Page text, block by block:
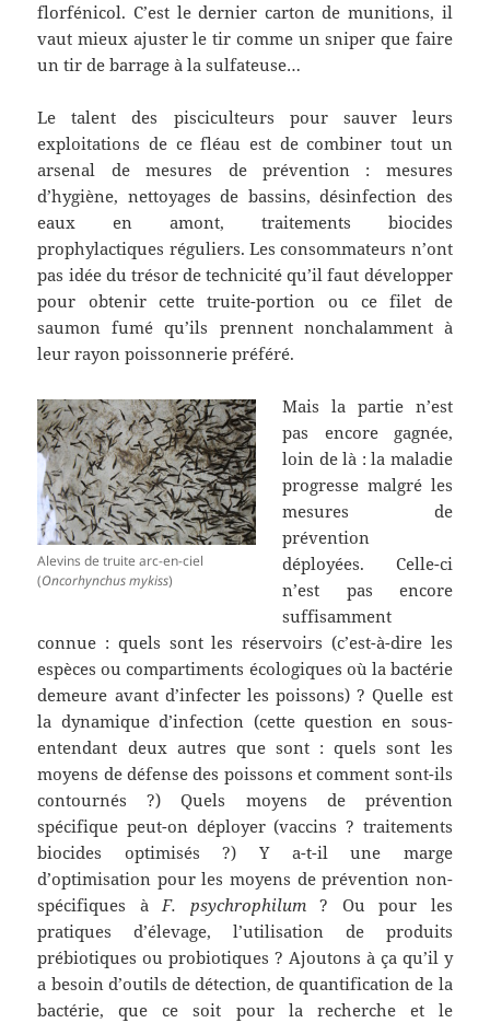
florfénicol. C’est le dernier carton de munitions, il
vaut mieux ajuster le tir comme un sniper que faire
un tir de barrage à la sulfateuse…
Le talent des pisciculteurs pour sauver leurs
exploitations de ce fléau est de combiner tout un
arsenal de mesures de prévention : mesures
d’hygiène, nettoyages de bassins, désinfection des
eaux en amont, traitements biocides
prophylactiques réguliers. Les consommateurs n’ont
pas idée du trésor de technicité qu’il faut développer
pour obtenir cette truite-portion ou ce filet de
saumon fumé qu’ils prennent nonchalamment à
leur rayon poissonnerie préféré.
Alevins de truite arc-en-ciel
(Oncorhynchus mykiss)
Mais la partie n’est
pas encore gagnée,
loin de là : la maladie
progresse malgré les
mesures de
prévention
déployées. Celle-ci
n’est pas encore
suffisamment
connue : quels sont les réservoirs (c’est-à-dire les
espèces ou compartiments écologiques où la bactérie
demeure avant d’infecter les poissons) ? Quelle est
la dynamique d’infection (cette question en sous-
entendant deux autres que sont : quels sont les
moyens de défense des poissons et comment sont-ils
contournés ?) Quels moyens de prévention
spécifique peut-on déployer (vaccins ? traitements
biocides optimisés ?) Y a-t-il une marge
d’optimisation pour les moyens de prévention non-
spécifiques à F. psychrophilum? Ou pour les
pratiques d’élevage, l’utilisation de produits
prébiotiques ou probiotiques ? Ajoutons à ça qu’il y
a besoin d’outils de détection, de quantification de la
bactérie, que ce soit pour la recherche et le